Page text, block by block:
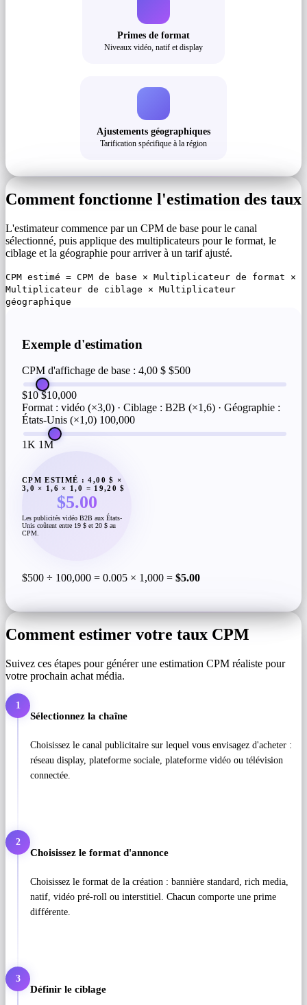
Primes de format
Niveaux vidéo, natif et display
Ajustements géographiques
Tarification spécifique à la région
Comment fonctionne l'estimation des taux
L'estimateur commence par un CPM de base pour le canal
sélectionné, puis applique des multiplicateurs pour le format, le
ciblage et la géographie pour arriver à un tarif ajusté.
CPM estimé = CPM de base × Multiplicateur de format ×
Multiplicateur de ciblage × Multiplicateur
géographique
Exemple d'estimation
CPM d'affichage de base : 4,00 $ $500
$10 $10,000
Format : vidéo (×3,0) · Ciblage : B2B (×1,6) · Géographie :
États-Unis (×1,0) 100,000
1K 1M
CPM ESTIMÉ : 4,00 $ ×
3,0 × 1,6 × 1,0 = 19,20 $
$5.00
Les publicités vidéo B2B aux États-
Unis coûtent entre 19 $ et 20 $ au
CPM.
$500 ÷ 100,000 = 0.005 × 1,000 = $5.00
Comment estimer votre taux CPM
Suivez ces étapes pour générer une estimation CPM réaliste pour
votre prochain achat média.
1
Sélectionnez la chaîne
Choisissez le canal publicitaire sur lequel vous envisagez d'acheter :
réseau display, plateforme sociale, plateforme vidéo ou télévision
connectée.
2
Choisissez le format d'annonce
Choisissez le format de la création : bannière standard, rich media,
natif, vidéo pré-roll ou interstitiel. Chacun comporte une prime
différente.
3
Définir le ciblage